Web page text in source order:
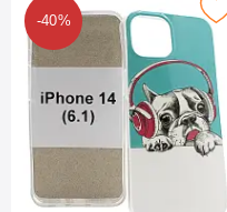
-40%
Merk tPU Designdeksel